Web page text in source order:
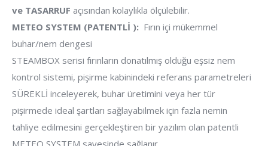
ve TASARRUF açısından kolaylıkla ölçülebilir.
METEO SYSTEM (PATENTLİ ): Fırın içi mükemmel
buhar/nem dengesi
STEAMBOX serisi fırınların donatılmış olduğu eşsiz nem
kontrol sistemi, pişirme kabinindeki referans parametreleri
SÜREKLİ inceleyerek, buhar üretimini veya her tür
pişirmede ideal şartları sağlayabilmek için fazla nemin
tahliye edilmesini gerçekleştiren bir yazılım olan patentli
METEO SYSTEM sayesinde sağlanır.